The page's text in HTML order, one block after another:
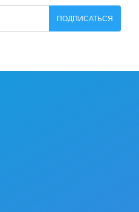
ПОДПИСАТЬСЯ